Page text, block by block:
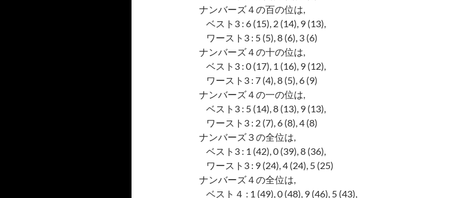
ナンバーズ４の百の位は,
ベスト3 : 6 (15), 2 (14), 9 (13),
ワースト3 : 5 (5), 8 (6), 3 (6)
ナンバーズ４の十の位は,
ベスト3 : 0 (17), 1 (16), 9 (12),
ワースト3 : 7 (4), 8 (5), 6 (9)
ナンバーズ４の一の位は,
ベスト3 : 5 (14), 8 (13), 9 (13),
ワースト3 : 2 (7), 6 (8), 4 (8)
ナンバーズ３の全位は,
ベスト3 : 1 (42), 0 (39), 8 (36),
ワースト3 : 9 (24), 4 (24), 5 (25)
ナンバーズ４の全位は,
ベスト４ : 1 (49), 0 (48), 9 (46), 5 (43),